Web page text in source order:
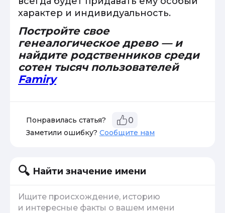
характер и индивидуальность.
Постройте свое
генеалогическое древо — и
найдите родственников среди
сотен тысяч пользователей
Famiry
Понравилась статья? 0
Заметили ошибку? Сообщите нам
Найти значение имени
Ищите происхождение, историю
и интересные факты о вашем имени